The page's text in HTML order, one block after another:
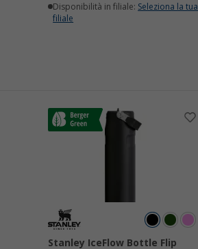
Disponibilità in filiale: Seleziona la tua
filiale
Stanley IceFlow Bottle Flip